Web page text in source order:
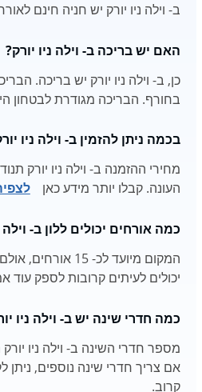
ב- וילה ניו יורק יש חניה חינם
האם יש בריכה ב- וילה ניו יורק?
כן, ב- וילה ניו יורק יש בריכה.
בחורף. הבריכה מגודרת לבטחון
בכמה ניתן להזמין ב- וילה ניו
מחירי ההזמנה ב- וילה ניו יורק
העונה. קבלו יותר מידע כאן
כמה אורחים יכולים ללון ב- וילה
המקום מיועד לכ- 15
יכולים לעיתים קרובות לספק עוד
כמה חדרי שינה יש ב- וילה ניו
אם צריך חדרי שינה נוספים,
קרוב.